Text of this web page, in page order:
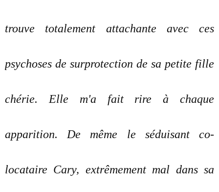
trouve totalement attachante avec ces
psychoses de surprotection de sa petite fille
chérie. Elle m'a fait rire à chaque
apparition. De même le séduisant co-
locataire Cary, extrêmement mal dans sa